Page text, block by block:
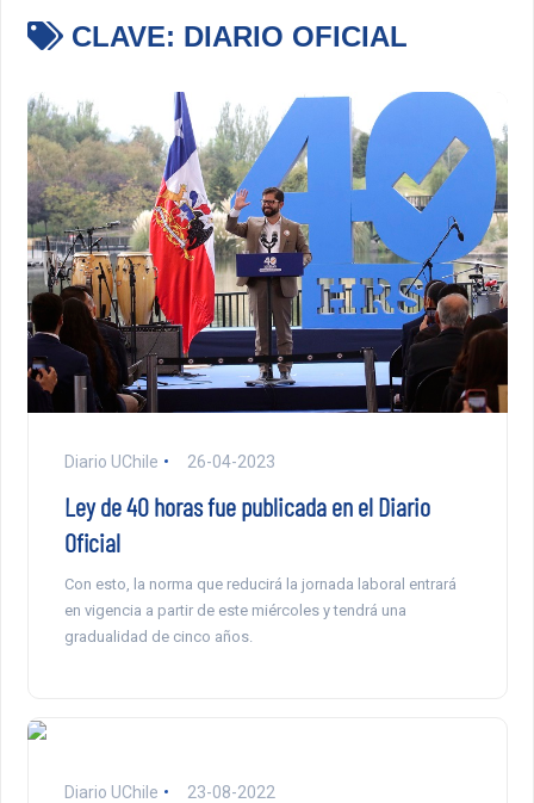
CLAVE: DIARIO OFICIAL
Diario UChile 26-04-2023
Ley de 40 horas fue publicada en el Diario
Oficial
Con esto, la norma que reducirá la jornada laboral entrará
en vigencia a partir de este miércoles y tendrá una
gradualidad de cinco años.
Diario UChile 23-08-2022